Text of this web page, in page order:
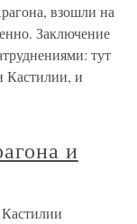
взошли на
Заключение
тут
Кастилии, и
и